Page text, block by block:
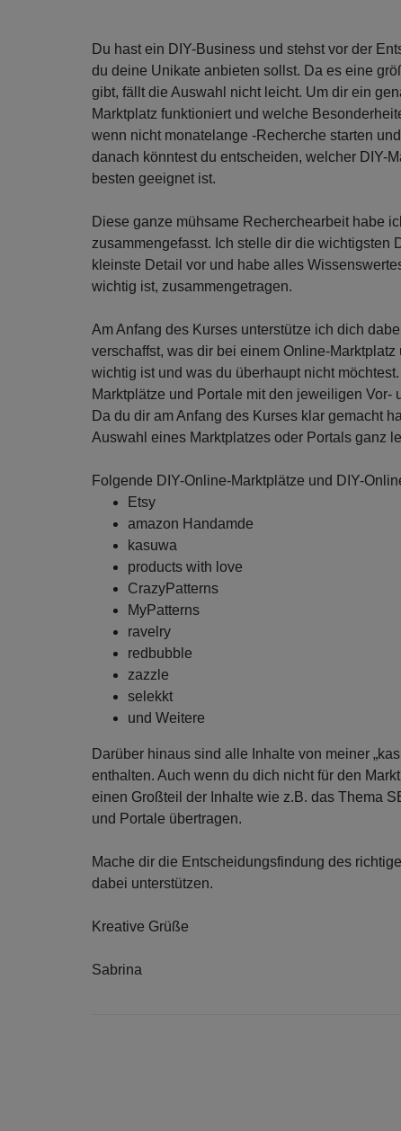
Du hast ein DIY-Business und stehst vor der
du deine Unikate anbieten sollst. Da es eine
gibt, fällt die Auswahl nicht leicht. Um dir ein
Marktplatz funktioniert und welche
wenn nicht monatelange -Recherche starten
danach könntest du entscheiden, welcher DIY-
besten geeignet ist.
Diese ganze mühsame Recherchearbeit habe
zusammengefasst. Ich stelle dir die wichtigsten
kleinste Detail vor und habe alles
wichtig ist, zusammengetragen.
Am Anfang des Kurses unterstütze ich dich
verschaffst, was dir bei einem Online-
wichtig ist und was du überhaupt nicht
Marktplätze und Portale mit den jeweiligen Vor-
Da du dir am Anfang des Kurses klar gemacht
Auswahl eines Marktplatzes oder Portals ganz
Folgende DIY-Online-Marktplätze und DIY-
Etsy
amazon Handamde
kasuwa
products with love
CrazyPatterns
MyPatterns
ravelry
redbubble
zazzle
selekkt
und Weitere
Darüber hinaus sind alle Inhalte von meiner
enthalten. Auch wenn du dich nicht für den
einen Großteil der Inhalte wie z.B. das Thema
und Portale übertragen.
Mache dir die Entscheidungsfindung des
dabei unterstützen.
Kreative Grüße
Sabrina